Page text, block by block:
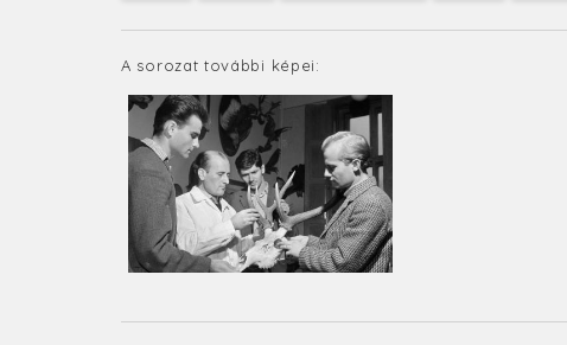
A sorozat további képei: